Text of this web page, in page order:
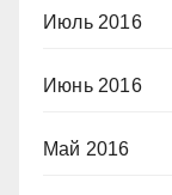
Июль 2016
Июнь 2016
Май 2016